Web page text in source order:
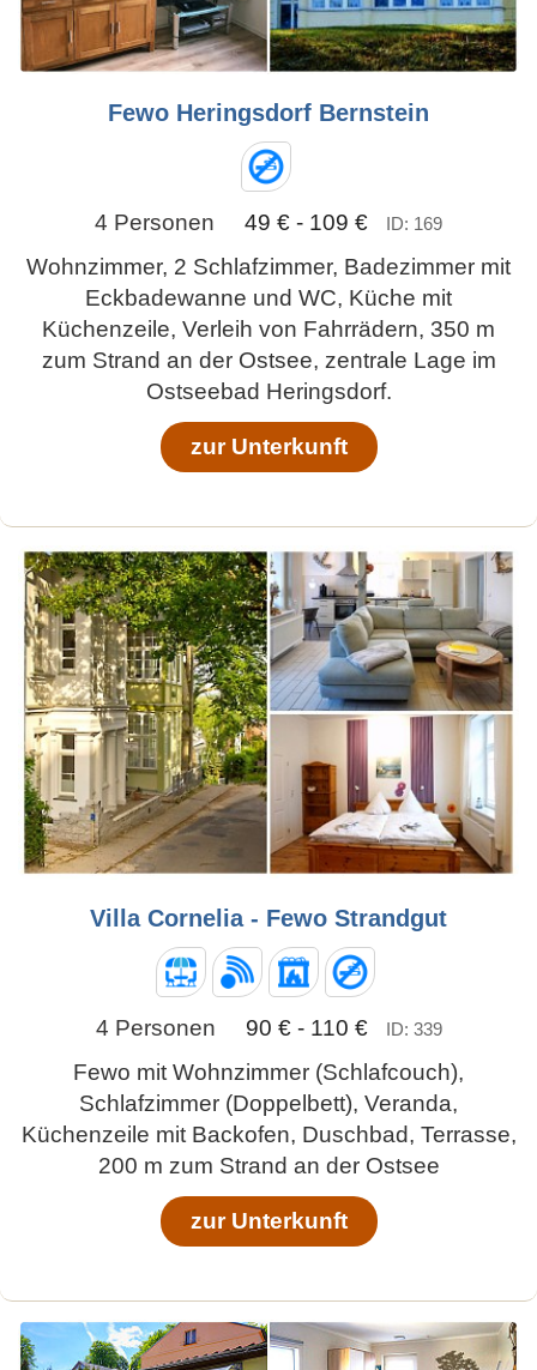
Fewo Heringsdorf Bernstein
4 Personen 49 € - 109 € ID: 169
Wohnzimmer, 2 Schlafzimmer, Badezimmer mit
Eckbadewanne und WC, Küche mit
Küchenzeile, Verleih von Fahrrädern, 350 m
zum Strand an der Ostsee, zentrale Lage im
Ostseebad Heringsdorf.
zur Unterkunft
Villa Cornelia - Fewo Strandgut
4 Personen 90 € - 110 € ID: 339
Fewo mit Wohnzimmer (Schlafcouch),
Schlafzimmer (Doppelbett), Veranda,
Küchenzeile mit Backofen, Duschbad, Terrasse,
200 m zum Strand an der Ostsee
zur Unterkunft